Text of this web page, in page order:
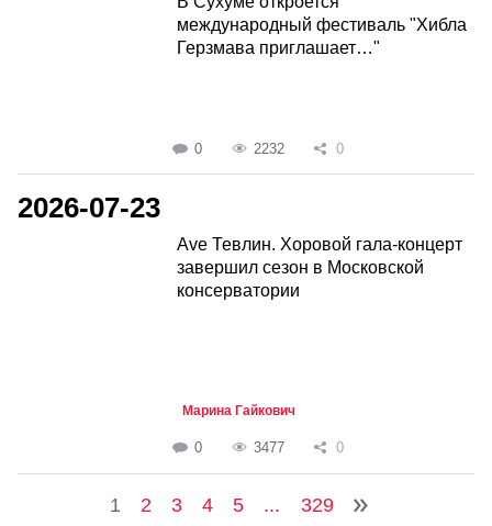
международный фестиваль "Хибла
Герзмава приглашает…"
0 2232 0
2026-07-23
Ave Тевлин. Хоровой гала-концерт
завершил сезон в Московской
консерватории
Марина Гайкович
0 3477 0
1 2 3 4 5 ... 329